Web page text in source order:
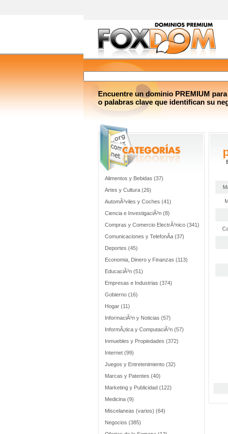
Encuentre un dominio PREMIUM
o palabras clave que identifican su
Alimentos y Bebidas (37)
Artes y Cultura (26)
AutomÃ³viles y Coches (41)
Ciencia e InvestigaciÃ³n (8)
Compras y Comercio ElectrÃ³nico (341)
Comunicaciones y TelefonÃ­a (37)
Deportes (45)
Economia, Dinero y Finanzas (113)
EducaciÃ³n (51)
Empresas e Industrias (374)
Gobierno (16)
Hogar (11)
InformaciÃ³n y Noticias (57)
InformÃ¡tica y ComputaciÃ³n (57)
Inmuebles y Propiedades (372)
Internet (99)
Juegos y Entretenimiento (32)
Marcas y Patentes (40)
Marketing y Publicidad (122)
Medicina (9)
Miscelaneas (varios) (64)
Negocios (385)